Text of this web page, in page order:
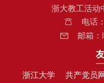
浙大教工活动
电话
邮箱：
浙江大学 共产党员网